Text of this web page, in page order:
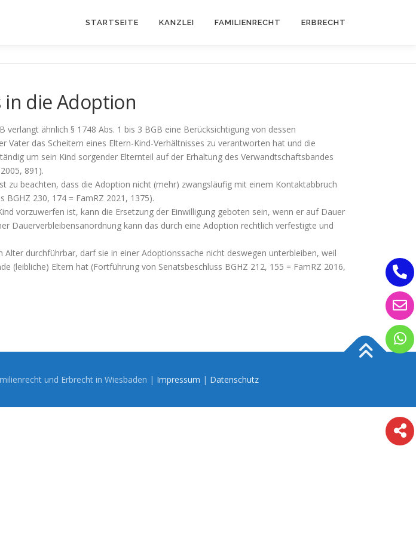
STARTSEITE KANZLEI FAMILIENRECHT ERBRECHT
in die Adoption
ähnlich § 1748 Abs. 1 bis 3 BGB eine Berücksichtigung von dessen
das Scheitern eines Eltern-Kind-Verhältnisses zu verantworten hat und die
um sein Kind sorgender Elternteil auf der Erhaltung des Verwandtschaftsbandes
891).
zu beachten, dass die Adoption nicht (mehr) zwangsläufig mit einem Kontaktabbruch
BGHZ 230, 174 = FamRZ 2021, 1375).
vorzuwerfen ist, kann die Ersetzung der Einwilligung geboten sein, wenn er auf Dauer
Dauerverbleibensanordnung kann das durch eine Adoption rechtlich verfestigte und
durchführbar, darf sie in einer Adoptionssache nicht deswegen unterbleiben, weil
(leibliche) Eltern hat (Fortführung von Senatsbeschluss BGHZ 212, 155 = FamRZ 2016,
und Erbrecht in Wiesbaden | Impressum | Datenschutz